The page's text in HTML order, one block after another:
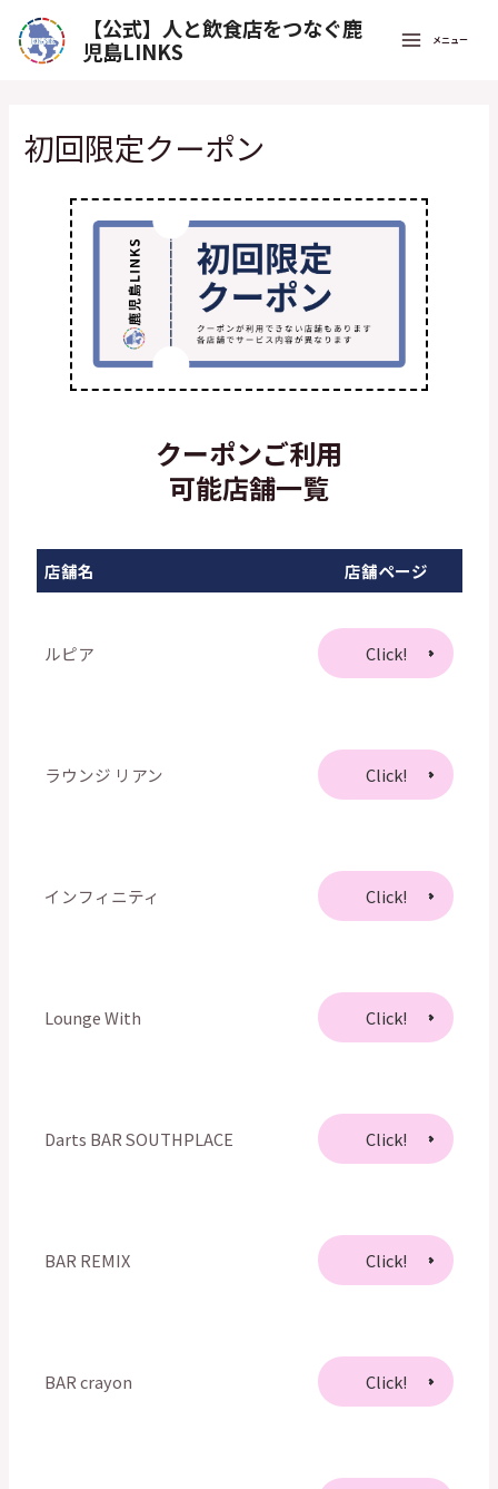
【公式】人と飲食店をつなぐ鹿
児島LINKS
メニュー
初回限定クーポン
クーポンご利用
可能店舗一覧
店舗名 店舗ページ
ルピア Click!
ラウンジ リアン Click!
インフィニティ Click!
Lounge With Click!
Darts BAR SOUTHPLACE Click!
BAR REMIX Click!
BAR crayon Click!